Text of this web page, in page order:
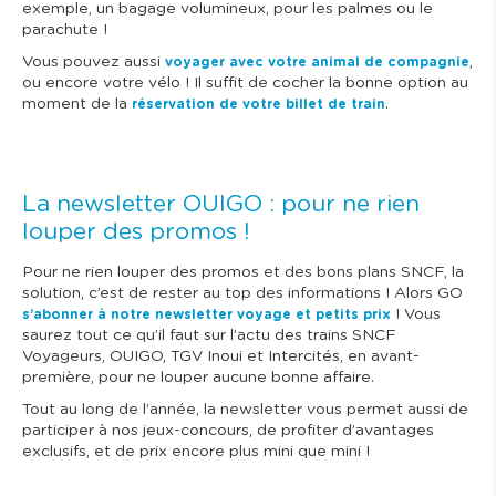
exemple, un bagage volumineux, pour les palmes ou le
parachute !
Vous pouvez aussi voyager avec votre animal de compagnie,
ou encore votre vélo ! Il suffit de cocher la bonne option au
moment de la réservation de votre billet de train.
La newsletter OUIGO : pour ne rien
louper des promos !
Pour ne rien louper des promos et des bons plans SNCF, la
solution, c’est de rester au top des informations ! Alors GO
s’abonner à notre newsletter voyage et petits prix ! Vous
saurez tout ce qu’il faut sur l’actu des trains SNCF
Voyageurs, OUIGO, TGV Inoui et Intercités, en avant-
première, pour ne louper aucune bonne affaire.
Tout au long de l’année, la newsletter vous permet aussi de
participer à nos jeux-concours, de profiter d’avantages
exclusifs, et de prix encore plus mini que mini !